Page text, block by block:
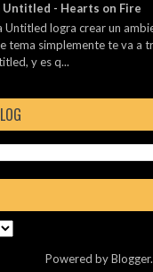
Untitled - Hearts on Fire
Untitled logra crear un
tema simplemente te va a
y es q...
Powered byBlogger.